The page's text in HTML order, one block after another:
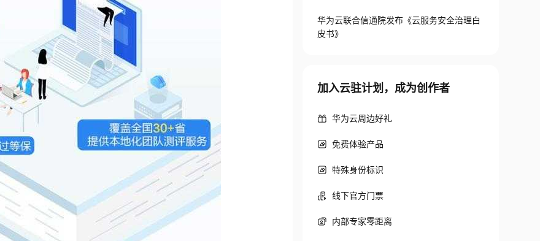
华为云联合信通院发布《云服务安全治理白
皮书》
加入云驻计划，成为创作者
华为云周边好礼
免费体验产品
特殊身份标识
线下官方门票
内部专家零距离